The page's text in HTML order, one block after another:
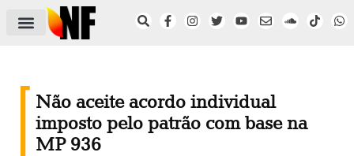
Não aceite acordo individual
imposto pelo patrão com base na
MP 936